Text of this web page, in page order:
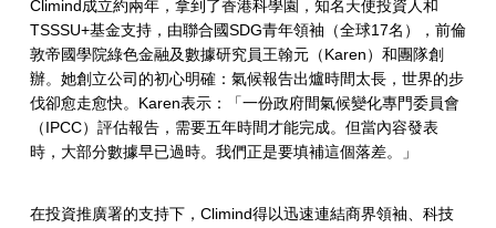
候
創
新
，
乘
勢
Climind成立約兩年，拿到了香港科學園，知名天使投資人和
TSSSU+基金支持，由聯合國SDG青年領袖（全球17名），前倫
敦帝國學院綠色金融及數據研究員王翰元（Karen）和團隊創
辦。她創立公司的初心明確：氣候報告出爐時間太長，世界的步
伐卻愈走愈快。Karen表示：「一份政府間氣候變化專門委員會
（IPCC）評估報告，需要五年時間才能完成。但當內容發表
時，大部分數據早已過時。我們正是要填補這個落差。」
在投資推廣署的支持下，Climind得以迅速連結商界領袖、科技